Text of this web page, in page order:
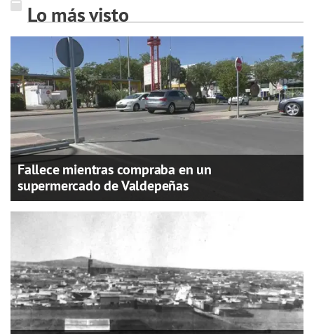
Lo más visto
Fallece mientras compraba en un
supermercado de Valdepeñas